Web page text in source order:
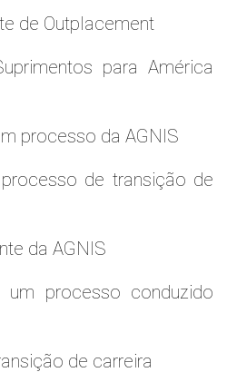
de Outplacement
para América
processo da AGNIS
de transição de
da AGNIS
processo conduzido
de carreira